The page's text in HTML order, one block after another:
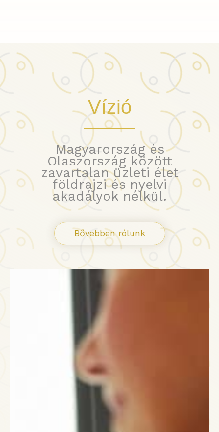
Vízió
Magyarország és
Olaszország között
zavartalan üzleti élet
földrajzi és nyelvi
akadályok nélkül.
Bővebben rólunk